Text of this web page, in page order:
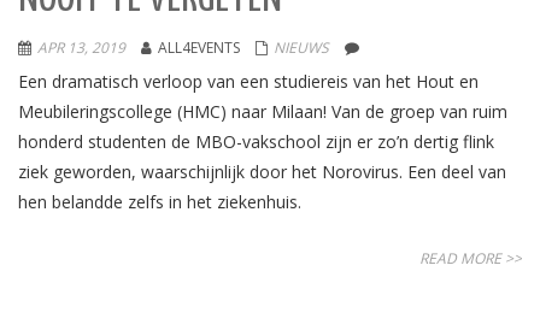
APR 13, 2019 ALL4EVENTS NIEUWS
Een dramatisch verloop van een studiereis van het Hout en
Meubileringscollege (HMC) naar Milaan! Van de groep van ruim
honderd studenten de MBO-vakschool zijn er zo’n dertig flink
ziek geworden, waarschijnlijk door het Norovirus. Een deel van
hen belandde zelfs in het ziekenhuis.
READ MORE >>